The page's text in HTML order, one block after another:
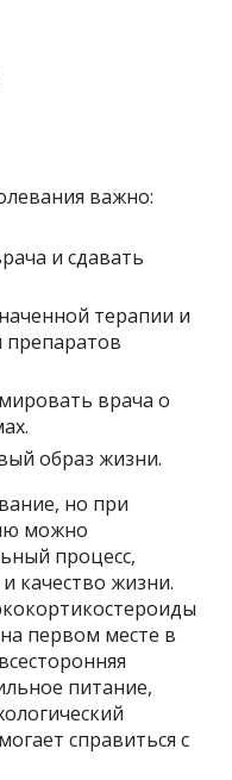
важно:
и сдавать
терапии и
врача о
образ жизни.
но при
можно
процесс,
качество жизни.
первом месте в
питание,
справиться с